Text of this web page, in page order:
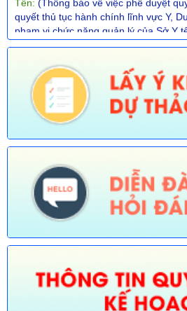
quyết thủ tục hành chính lĩnh vực Y,
phạm vi chức năng quản lý của Sở Y
kết quả không phụ thuộc vào địa giới
tỉnh Đắk Lắk)
Ngày ban hành: (30/07/2026)
Số: 672/TB-UBND
Tên:
(Thôg báo về việc phê duyệt
TTHC trong lĩnh vực Thông tin, báo
Ngày ban hành: (30/07/2026)
Số: 673/TB-UBND
Tên:(Thông báo về việc công bố
được sửa đổi, bổ sung trong lĩnh vực
thông tin điện tử thuộc phạm vi chức
Ngày ban hành: (30/07/2026)
Số: 674/TB-UBND
(Thông báo về việc công bố